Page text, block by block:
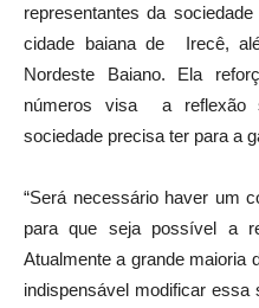
representantes da
cidade baiana de Irecê,
Nordeste Baiano. Ela
números visa a reflexão
sociedade precisa ter para a
“Será necessário haver um
para que seja possível a
Atualmente a grande maioria
indispensável modificar